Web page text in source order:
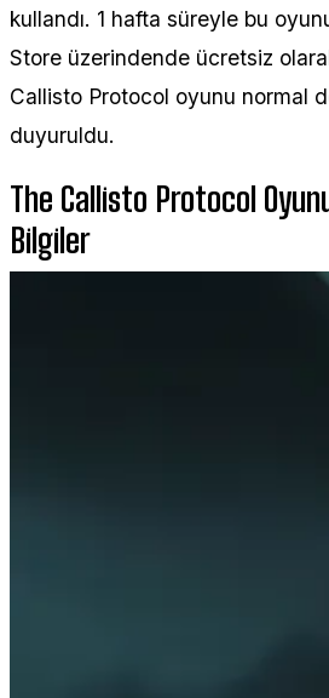
kullandı. 1 hafta süreyle bu
Store üzerindende ücretsiz
Callisto Protocol oyunu normal
duyuruldu.
The Callisto Protocol
Bilgiler